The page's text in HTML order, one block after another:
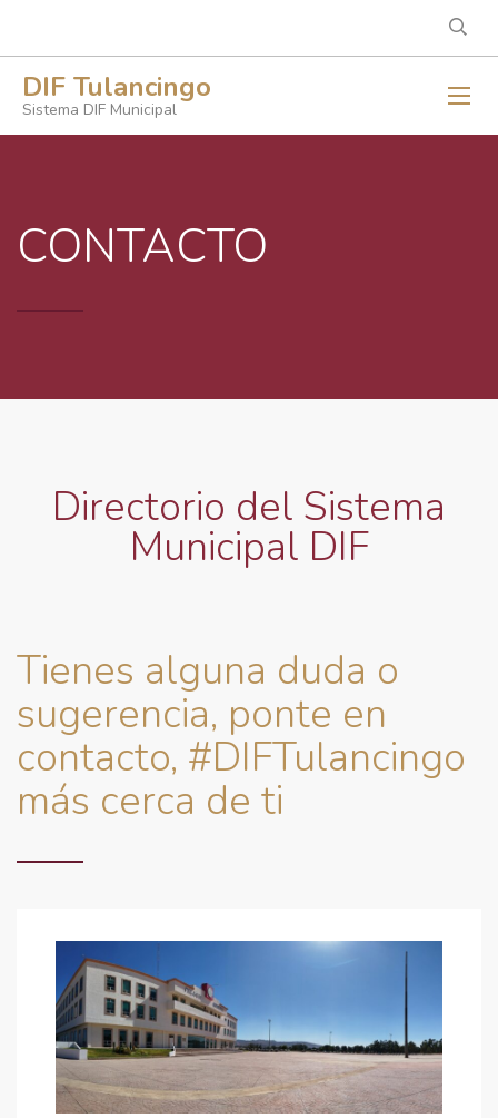
DIF Tulancingo
Sistema DIF Municipal
CONTACTO
Directorio del Sistema
Municipal DIF
Tienes alguna duda o
sugerencia, ponte en
contacto, #DIFTulancingo
más cerca de ti